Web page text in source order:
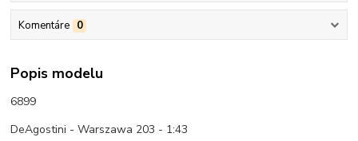
Komentáre 0
Popis modelu
6899
DeAgostini - Warszawa 203 - 1:43